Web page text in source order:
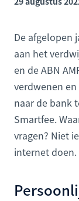
De afgelopen
aan het
en de ABN
verdwenen
naar de bank
Smartfee.
vragen? Niet
internet doen.